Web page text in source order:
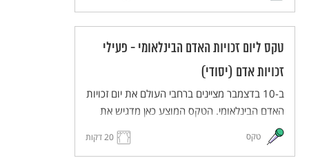
טקס ליום זכויות האדם הבינלאומי - פעילי
זכויות אדם (יסודי)
ב-10 בדצמבר מציינים ברחבי העולם את יום זכויות
האדם הבינלאומי. הטקס המוצע כאן מדגיש את
העשייה של פעילים למען זכויות אדם. הטקס
יתקיים בפורמט כיתתי בכיתות בית הספר השונות
טקס 20 דקות